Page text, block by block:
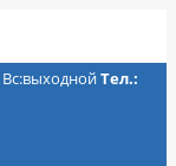
Вс:выходнойТел.: